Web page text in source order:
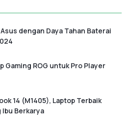
dengan Daya Tahan Baterai
Gaming ROG untuk Pro Player
14 (M1405), Laptop Terbaik
Berkarya